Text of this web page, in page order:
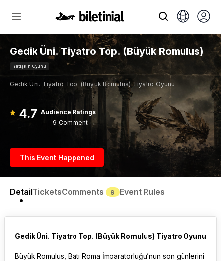
Gedik Üni. Tiyatro Top. (Büyük Romulus)
Yetişkin Oyunu
Gedik Üni. Tiyatro Top. (Büyük Romulus) Tiyatro Oyunu
4.7 Audience Ratings
9 Comment →
This Event Happened
DetailTicketsComments 9 Event Rules
Gedik Üni. Tiyatro Top. (Büyük Romulus) Tiyatro Oyunu
Büyük Romulus, Batı Roma İmparatorluğu’nun son günlerini